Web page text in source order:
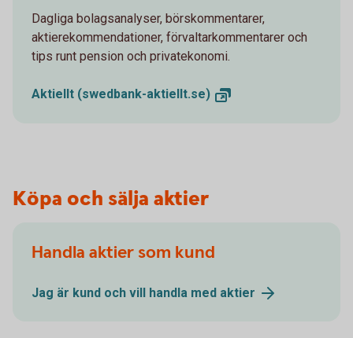
Dagliga bolagsanalyser, börskommentarer,
aktierekommendationer, förvaltarkommentarer och
tips runt pension och privatekonomi.
Aktiellt (swedbank-aktiellt.se)
Köpa och sälja aktier
Handla aktier som kund
Jag är kund och vill handla med aktier